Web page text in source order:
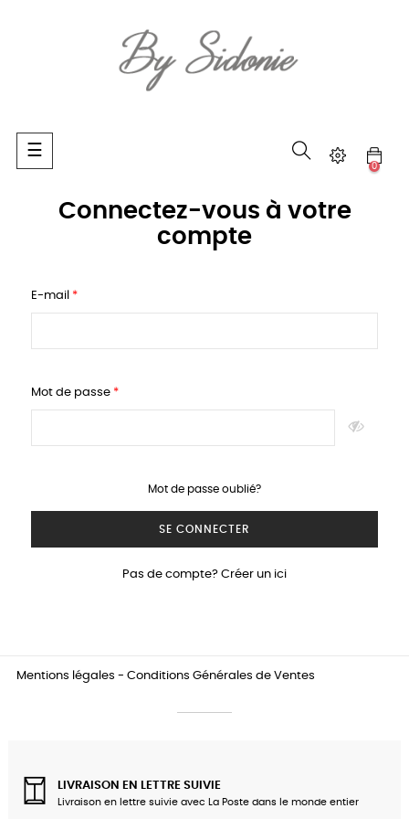
Basculer
la
☰
0
Connectez-vous à votre
compte
E-mail
Mot de passe
Mot de passe oublié?
SE CONNECTER
Pas de compte? Créer un ici
Mentions légales - Conditions Générales de Ventes
LIVRAISON EN LETTRE SUIVIE
Livraison en lettre suivie avec La Poste dans le monde entier